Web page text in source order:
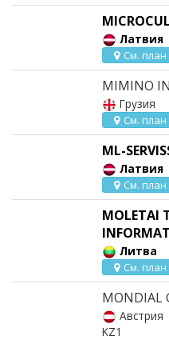
Латвия
См. план
MIMINO
Грузия
См. план
ML-
Латвия
См. план
MOLETAI
Литва
См. план
MONDIAL
Австрия
KZ1